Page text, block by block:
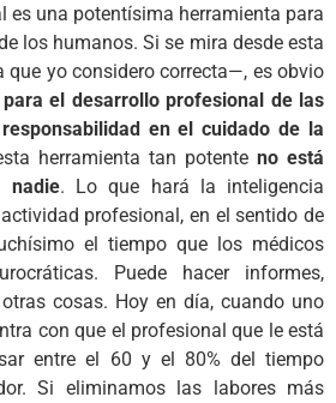
es una potentísima herramienta para
los humanos. Si se mira desde esta
que yo considero correcta—, es obvio
el desarrollo profesional de las
en el cuidado de la
herramienta tan potente no está
nadie. Lo que hará la inteligencia
profesional, en el sentido de
el tiempo que los médicos
Puede hacer informes,
cosas. Hoy en día, cuando uno
con que el profesional que le está
entre el 60 y el 80% del tiempo
Si eliminamos las labores más